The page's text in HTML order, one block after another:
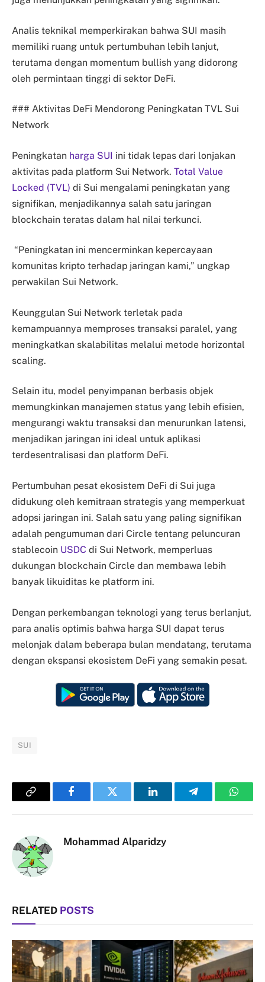
Analis teknikal memperkirakan bahwa SUI masih
memiliki ruang untuk pertumbuhan lebih lanjut,
terutama dengan momentum bullish yang didorong
oleh permintaan tinggi di sektor DeFi.
### Aktivitas DeFi Mendorong Peningkatan TVL Sui
Network
Peningkatan harga SUI ini tidak lepas dari lonjakan
aktivitas pada platform Sui Network. Total Value
Locked (TVL) di Sui mengalami peningkatan yang
signifikan, menjadikannya salah satu jaringan
blockchain teratas dalam hal nilai terkunci.
“Peningkatan ini mencerminkan kepercayaan
komunitas kripto terhadap jaringan kami,” ungkap
perwakilan Sui Network.
Keunggulan Sui Network terletak pada
kemampuannya memproses transaksi paralel, yang
meningkatkan skalabilitas melalui metode horizontal
scaling.
Selain itu, model penyimpanan berbasis objek
memungkinkan manajemen status yang lebih efisien,
mengurangi waktu transaksi dan menurunkan latensi,
menjadikan jaringan ini ideal untuk aplikasi
terdesentralisasi dan platform DeFi.
Pertumbuhan pesat ekosistem DeFi di Sui juga
didukung oleh kemitraan strategis yang memperkuat
adopsi jaringan ini. Salah satu yang paling signifikan
adalah pengumuman dari Circle tentang peluncuran
stablecoin USDC di Sui Network, memperluas
dukungan blockchain Circle dan membawa lebih
banyak likuiditas ke platform ini.
Dengan perkembangan teknologi yang terus berlanjut,
para analis optimis bahwa harga SUI dapat terus
melonjak dalam beberapa bulan mendatang, terutama
dengan ekspansi ekosistem DeFi yang semakin pesat.
SUI
Copy
FacebookTwitter LinkedInTelegram
Mohammad Alparidzy
RELATED POSTS